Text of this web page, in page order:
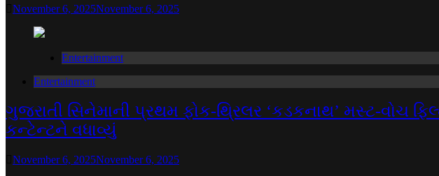
November 6, 2025November 6, 2025
Entertainment
Entertainment
ગુજરાતી સિનેમાની પ્રથમ ફોક-થ્રિલર ‘કડકનાથ’ મસ્ટ-વોચ
કન્ટેન્ટને વધાવ્યું
November 6, 2025November 6, 2025